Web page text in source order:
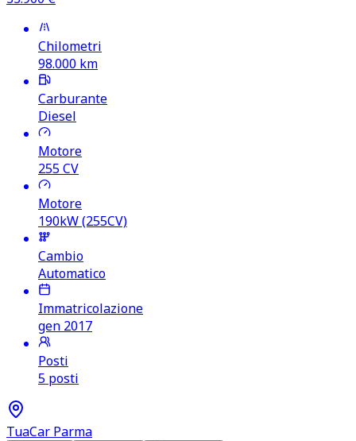
Chilometri
98.000 km
Carburante
Diesel
Motore
255CV
Motore
190kW (255CV)
Cambio
Automatico
Immatricolazione
gen 2017
Posti
5 posti
TuaCar Parma